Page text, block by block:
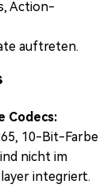
Action-
auftreten.
Codecs:
10-Bit-Farbe
nicht im
integriert.